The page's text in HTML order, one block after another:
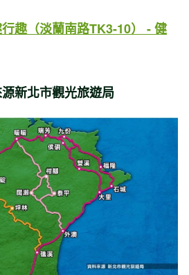
趣（淡蘭南路TK3-10） - 健
新北市觀光旅遊局